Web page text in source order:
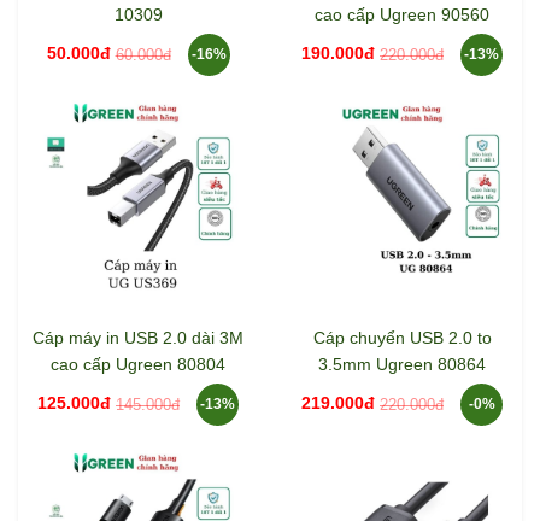
10309
50.000đ 60.000đ -16%
cao cấp Ugreen 90560
190.000đ 220.000đ -13%
Cáp máy in USB 2.0 dài 3M
cao cấp Ugreen 80804
125.000đ 145.000đ -13%
Cáp chuyển USB 2.0 to
3.5mm Ugreen 80864
219.000đ 220.000đ -0%